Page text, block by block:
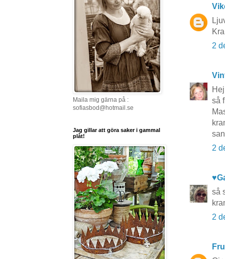
2
Hej
så
2
så
2
Maila mig gärna på :
sofiasbod@hotmail.se
Jag gillar att göra saker i gammal
plåt!